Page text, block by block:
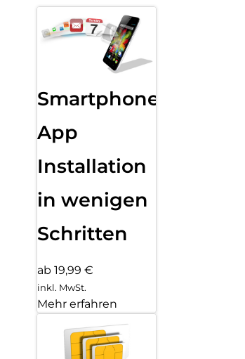
Smartphone
App
Installation
in wenigen
Schritten
ab 19,99 €
inkl. MwSt.
Mehr erfahren